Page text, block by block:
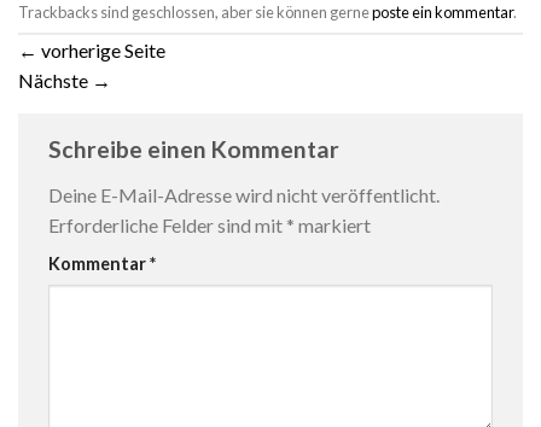
Trackbacks sind geschlossen, aber sie können gerneposte ein kommentar.
← vorherige Seite
Nächste →
Schreibe einen Kommentar
Deine E-Mail-Adresse wird nicht veröffentlicht.
Erforderliche Felder sind mit * markiert
Kommentar*